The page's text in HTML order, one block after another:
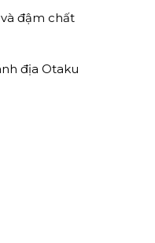
đậm chất
địa Otaku